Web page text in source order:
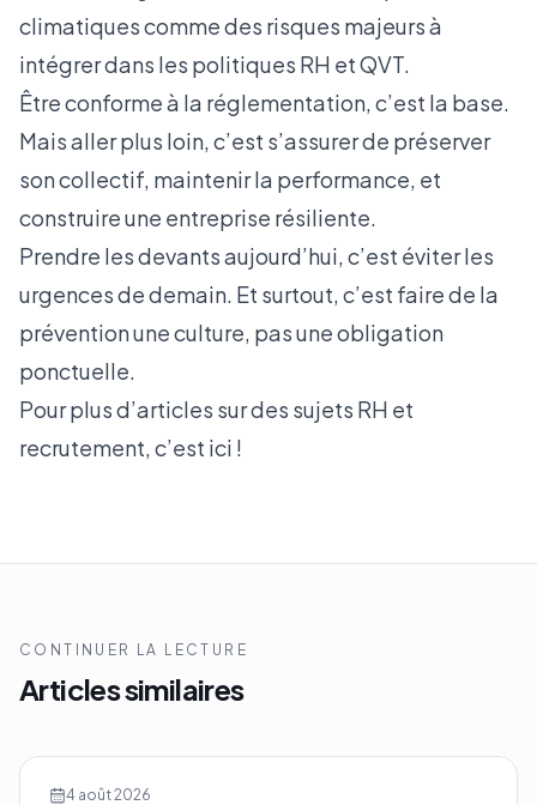
climatiques comme des risques majeurs à
intégrer dans les politiques RH et QVT.
Être conforme à la réglementation, c’est la base.
Mais aller plus loin, c’est s’assurer de préserver
son collectif, maintenir la performance, et
construire une entreprise résiliente.
Prendre les devants aujourd’hui, c’est éviter les
urgences de demain. Et surtout, c’est faire de la
prévention une culture, pas une obligation
ponctuelle.
Pour plus d’articles sur des sujets RH et
recrutement, c’est ici !
CONTINUER LA LECTURE
Articles similaires
4 août 2026